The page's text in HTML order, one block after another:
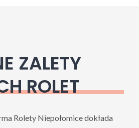
ZALETY
ROLET
Rolety Niepołomice dokłada